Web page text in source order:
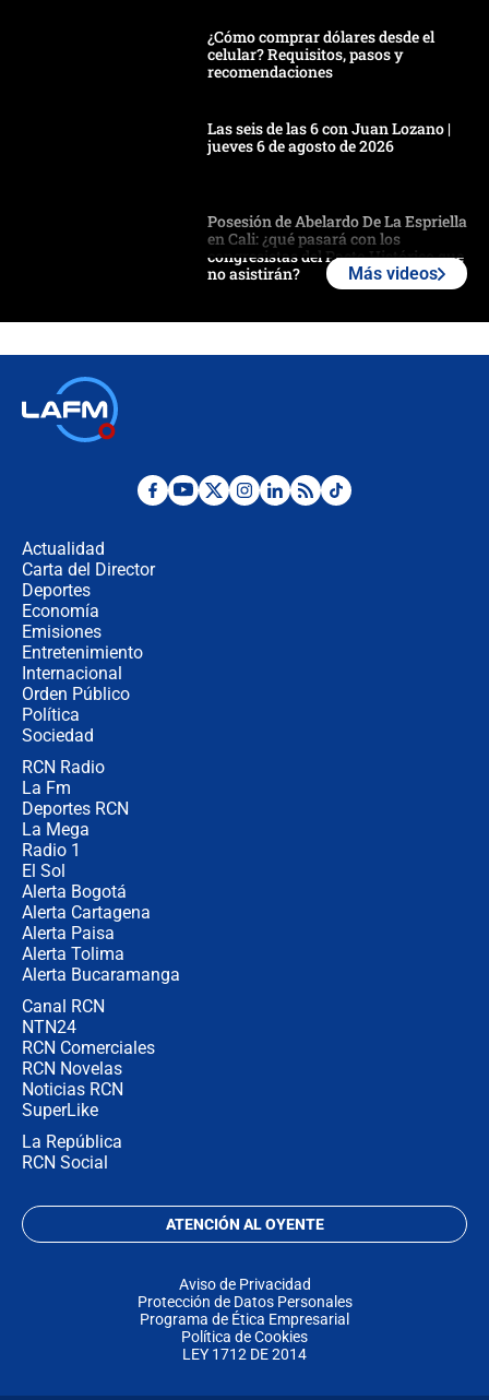
¿Cómo comprar dólares desde el
celular? Requisitos, pasos y
recomendaciones
Las seis de las 6 con Juan Lozano |
jueves 6 de agosto de 2026
Posesión de Abelardo De La Espriella
en Cali: ¿qué pasará con los
congresistas del Pacto Histórico que
no asistirán?
¿Por qué De la Espriella gobernará
Más videos
Actualidad
Carta del Director
Deportes
Economía
Emisiones
Entretenimiento
Internacional
Orden Público
Política
Sociedad
RCN Radio
La Fm
Deportes RCN
La Mega
Radio 1
El Sol
Alerta Bogotá
Alerta Cartagena
Alerta Paisa
Alerta Tolima
Alerta Bucaramanga
Canal RCN
NTN24
RCN Comerciales
RCN Novelas
Noticias RCN
SuperLike
La República
RCN Social
ATENCIÓN AL OYENTE
Aviso de Privacidad
Protección de Datos Personales
Programa de Ética Empresarial
Política de Cookies
LEY 1712 DE 2014